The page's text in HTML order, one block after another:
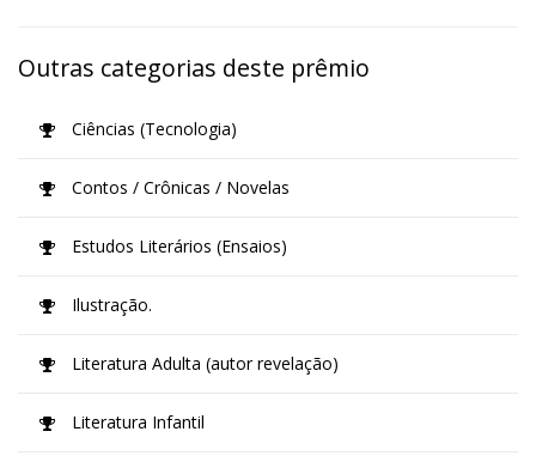
Outras categorias deste prêmio
Ciências (Tecnologia)
Contos / Crônicas / Novelas
Estudos Literários (Ensaios)
Ilustração.
Literatura Adulta (autor revelação)
Literatura Infantil